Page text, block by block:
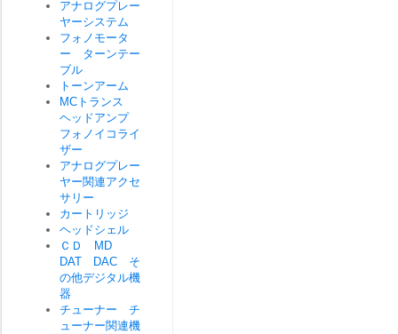
アナログプレー
ヤーシステム
フォノモータ
ー ターンテー
ブル
トーンアーム
MCトランス
ヘッドアンプ
フォノイコライ
ザー
アナログプレー
ヤー関連アクセ
サリー
カートリッジ
ヘッドシェル
ＣＤ MD
DAT DAC そ
の他デジタル機
器
チューナー チ
ューナー関連機